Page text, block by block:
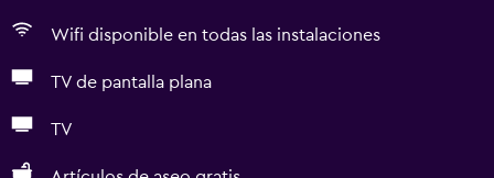
Wifi disponible en todas las instalaciones
TV de pantalla plana
TV